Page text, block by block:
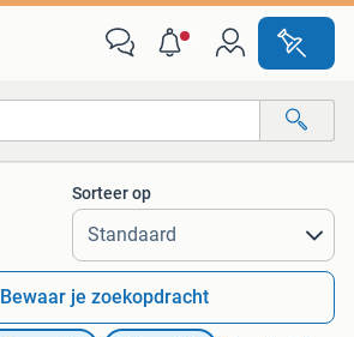
Alle afstanden…
Sorteer op
Bewaar je zoekopdracht